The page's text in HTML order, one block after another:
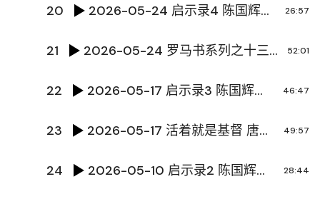
20 2026-05-24 启示录4 陈国辉传道 26:57
21 2026-05-24 罗马书系列之十三- 神的义显明了 陈国辉传道 52:01
22 2026-05-17 启示录3 陈国辉传道 46:47
23 2026-05-17 活着就是基督 唐炜泽传道 49:57
24 2026-05-10 启示录2 陈国辉传道 28:44